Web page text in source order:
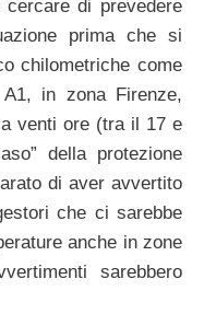
cercare di prevedere
prima che si
chilometriche come
A1, in zona Firenze,
venti ore (tra il 17 e
della protezione
di aver avvertito
che ci sarebbe
anche in zone
sarebbero